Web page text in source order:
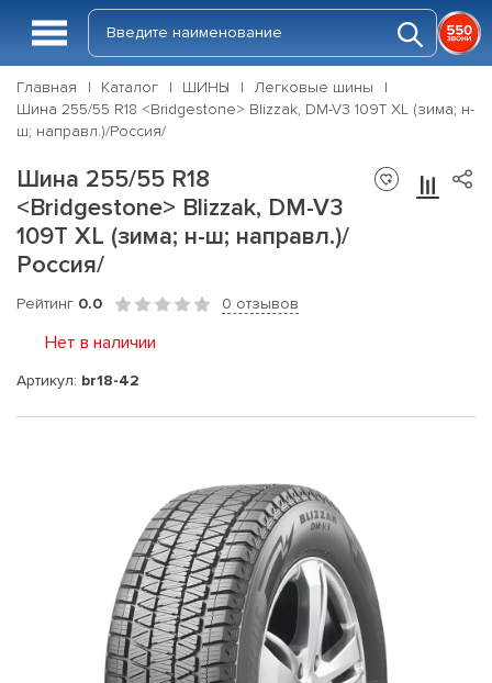
Главная Каталог ШИНЫ
Легковые шины
Шина 255/55 R18 <Bridgestone> Blizzak, DM-V3 109T XL (зима; н-
ш; направл.)/Россия/
Шина 255/55 R18
<Bridgestone> Blizzak, DM-V3
109T XL (зима; н-ш; направл.)/
Россия/
Рейтинг 0.0 0 отзывов
Нет в наличии
Артикул: br18-42